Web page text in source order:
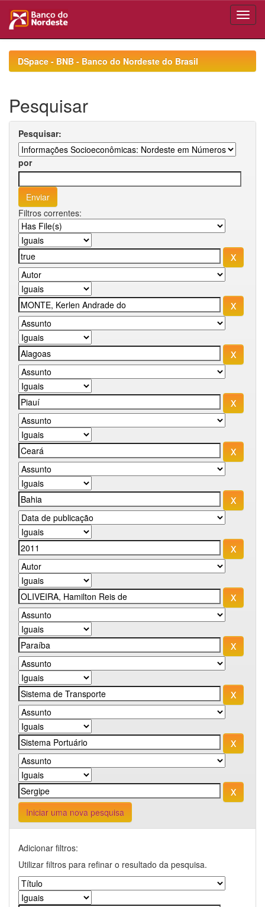
navigationDSpace - BNB - Banco do Nordeste do Brasil
Pesquisar
Pesquisar:
por
Filtros correntes:
Iniciar uma nova pesquisa
Adicionar filtros:
Utilizar filtros para refinar o resultado da pesquisa.